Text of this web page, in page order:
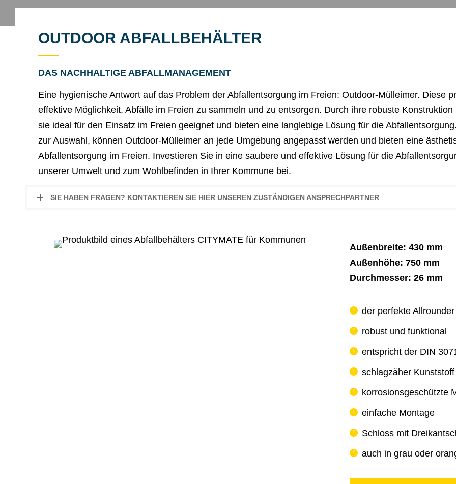
OUTDOOR ABFALLBEHÄLTER
DAS NACHHALTIGE ABFALLMANAGEMENT
Eine hygienische Antwort auf das Problem der Abfallentsorgung im Freien: Outdoor-Mülleimer. Diese
effektive Möglichkeit, Abfälle im Freien zu sammeln und zu entsorgen. Durch ihre robuste
sie ideal für den Einsatz im Freien geeignet und bieten eine langlebige Lösung für die
zur Auswahl, können Outdoor-Mülleimer an jede Umgebung angepasst werden und bieten eine
Abfallentsorgung im Freien. Investieren Sie in eine saubere und effektive Lösung für die
unserer Umwelt und zum Wohlbefinden in Ihrer Kommune bei.
SIE HABEN FRAGEN? KONTAKTIEREN SIE HIER UNSEREN ZUSTÄNDIGEN ANSPRECHPARTNER
Außenbreite: 430 mm
Außenhöhe: 750 mm
Durchmesser: 26 mm
der perfekte Allrounder
robust und funktional
entspricht der DIN
schlagzäher Kunststoff
korrosionsgeschützte
einfache Montage
Schloss mit
auch in grau oder